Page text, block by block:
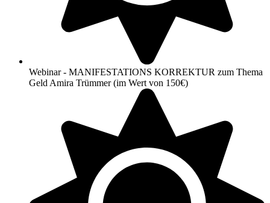
Webinar - MANIFESTATIONS KORREKTUR zum Thema
Geld Amira Trümmer (im Wert von 150€)